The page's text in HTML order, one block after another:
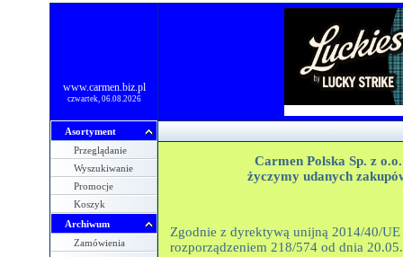
www.carmen.biz.pl
czwartek, 06.08.2026
Asortyment
Przeglądanie
Wyszukiwanie
Promocje
Koszyk
Archiwum
Zamówienia
Carmen Polska Sp. z o.o.
życzymy udanych
Zgodnie z dyrektywą unijną 2014/40/
rozporządzeniem 218/574 od dnia